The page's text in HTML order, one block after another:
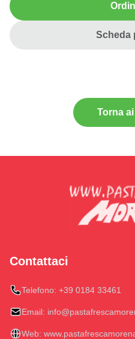
Scheda
Torna
Contattaci
Telefono: +39 0184 33461
Email:
Web: